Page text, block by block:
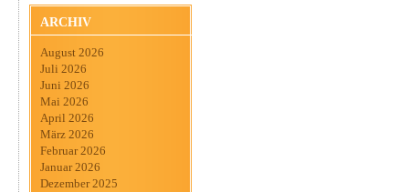
ARCHIV
August 2026
Juli 2026
Juni 2026
Mai 2026
April 2026
März 2026
Februar 2026
Januar 2026
Dezember 2025